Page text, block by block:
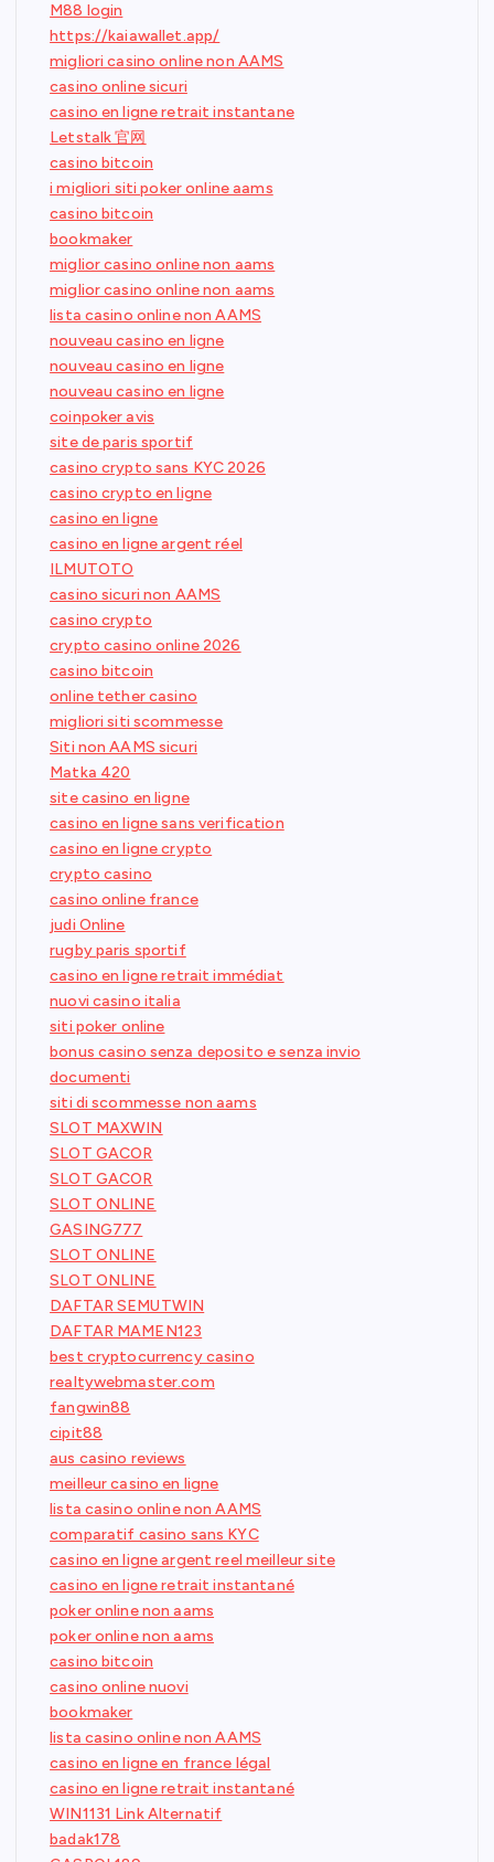
M88 login
https://kaiawallet.app/
migliori casino online non AAMS
casino online sicuri
casino en ligne retrait instantane
Letstalk 官网
casino bitcoin
i migliori siti poker online aams
casino bitcoin
bookmaker
miglior casino online non aams
miglior casino online non aams
lista casino online non AAMS
nouveau casino en ligne
nouveau casino en ligne
nouveau casino en ligne
coinpoker avis
site de paris sportif
casino crypto sans KYC 2026
casino crypto en ligne
casino en ligne
casino en ligne argent réel
ILMUTOTO
casino sicuri non AAMS
casino crypto
crypto casino online 2026
casino bitcoin
online tether casino
migliori siti scommesse
Siti non AAMS sicuri
Matka 420
site casino en ligne
casino en ligne sans verification
casino en ligne crypto
crypto casino
casino online france
judi Online
rugby paris sportif
casino en ligne retrait immédiat
nuovi casino italia
siti poker online
bonus casino senza deposito e senza invio
documenti
siti di scommesse non aams
SLOT MAXWIN
SLOT GACOR
SLOT GACOR
SLOT ONLINE
GASING777
SLOT ONLINE
SLOT ONLINE
DAFTAR SEMUTWIN
DAFTAR MAMEN123
best cryptocurrency casino
realtywebmaster.com
fangwin88
cipit88
aus casino reviews
meilleur casino en ligne
lista casino online non AAMS
comparatif casino sans KYC
casino en ligne argent reel meilleur site
casino en ligne retrait instantané
poker online non aams
poker online non aams
casino bitcoin
casino online nuovi
bookmaker
lista casino online non AAMS
casino en ligne en france légal
casino en ligne retrait instantané
WIN1131 Link Alternatif
badak178